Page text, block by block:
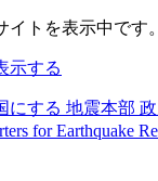
イトを表示中です。
示する